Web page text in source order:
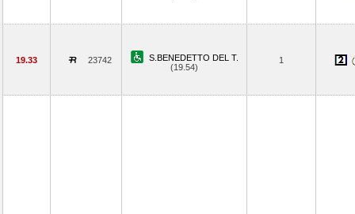
19.33 23742
S.BENEDETTO DEL T.
(19.54)
1